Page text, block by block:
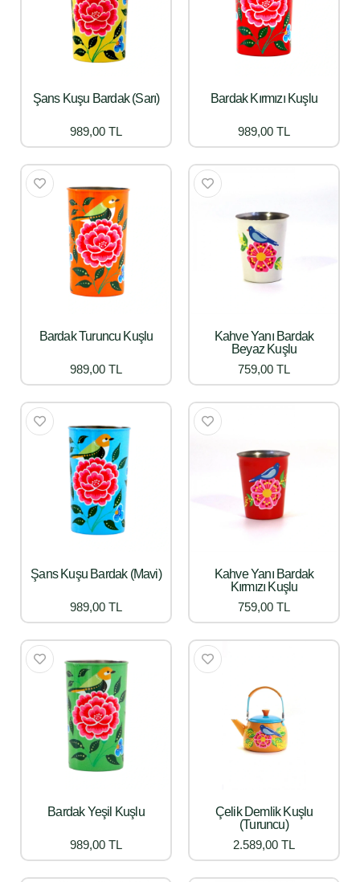
Şans Kuşu Bardak (Sarı)
989,00 TL
Bardak Kırmızı Kuşlu
989,00 TL
Bardak Turuncu Kuşlu
989,00 TL
Kahve Yanı Bardak
Beyaz Kuşlu
759,00 TL
Şans Kuşu Bardak (Mavi)
989,00 TL
Kahve Yanı Bardak
Kırmızı Kuşlu
759,00 TL
Bardak Yeşil Kuşlu
989,00 TL
Çelik Demlik Kuşlu
(Turuncu)
2.589,00 TL